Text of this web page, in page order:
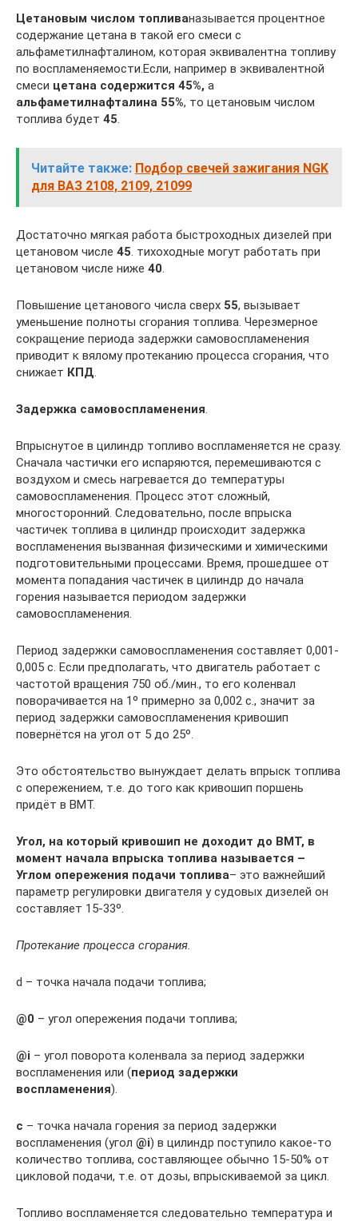
Цетановым числом топливаназывается процентное
содержание цетана в такой его смеси с
альфаметилнафталином, которая эквивалентна топливу
по воспламеняемости.Если, например в эквивалентной
смеси цетана содержится 45%, а
альфаметилнафталина 55%, то цетановым числом
топлива будет 45
Читайте также: Подбор свечей зажигания NGK
для ВАЗ 2108, 2109, 21099
Достаточно мягкая работа быстроходных дизелей при
цетановом числе 45 . тихоходные могут работать при
цетановом числе ниже 40
Повышение цетанового числа сверх 55, вызывает
уменьшение полноты сгорания топлива. Черезмерное
сокращение периода задержки самовоспламенения
приводит к вялому протеканию процесса сгорания, что
снижает КПД
Задержка самовоспламенения
Впрыснутое в цилиндр топливо воспламеняется не сразу.
Сначала частички его испаряются, перемешиваются с
воздухом и смесь нагревается до температуры
самовоспламенения. Процесс этот сложный,
многосторонний. Следовательно, после впрыска
частичек топлива в цилиндр происходит задержка
воспламенения вызванная физическими и химическими
подготовительными процессами. Время, прошедшее от
момента попадания частичек в цилиндр до начала
горения называется периодом задержки
самовоспламенения.
Период задержки самовоспламенения составляет 0,001-
0,005 с. Если предполагать, что двигатель работает с
частотой вращения 750 об./мин., то его коленвал
поворачивается на 1º примерно за 0,002 с., значит за
период задержки самовоспламенения кривошип
повернётся на угол от 5 до 25º.
Это обстоятельство вынуждает делать впрыск топлива
с опережением, т.е. до того как кривошип поршень
придёт в ВМТ.
Угол, на который кривошип не доходит до ВМТ, в
момент начала впрыска топлива называется –
Углом опережения подачи топлива– это важнейший
параметр регулировки двигателя у судовых дизелей он
составляет 15-33º.
Протекание процесса сгорания.
d – точка начала подачи топлива;
@0 – угол опережения подачи топлива;
@i – угол поворота коленвала за период задержки
воспламенения или (период задержки
воспламенения).
с – точка начала горения за период задержки
воспламенения (угол @i) в цилиндр поступило какое-то
количество топлива, составляющее обычно 15-50% от
цикловой подачи, т.е. от дозы, впрыскиваемой за цикл.
Топливо воспламеняется следовательно температура и